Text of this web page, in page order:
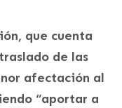
que cuenta
de las
afectación al
“aportar a